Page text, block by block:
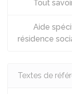
Tout
Aide
résidence
Textes de